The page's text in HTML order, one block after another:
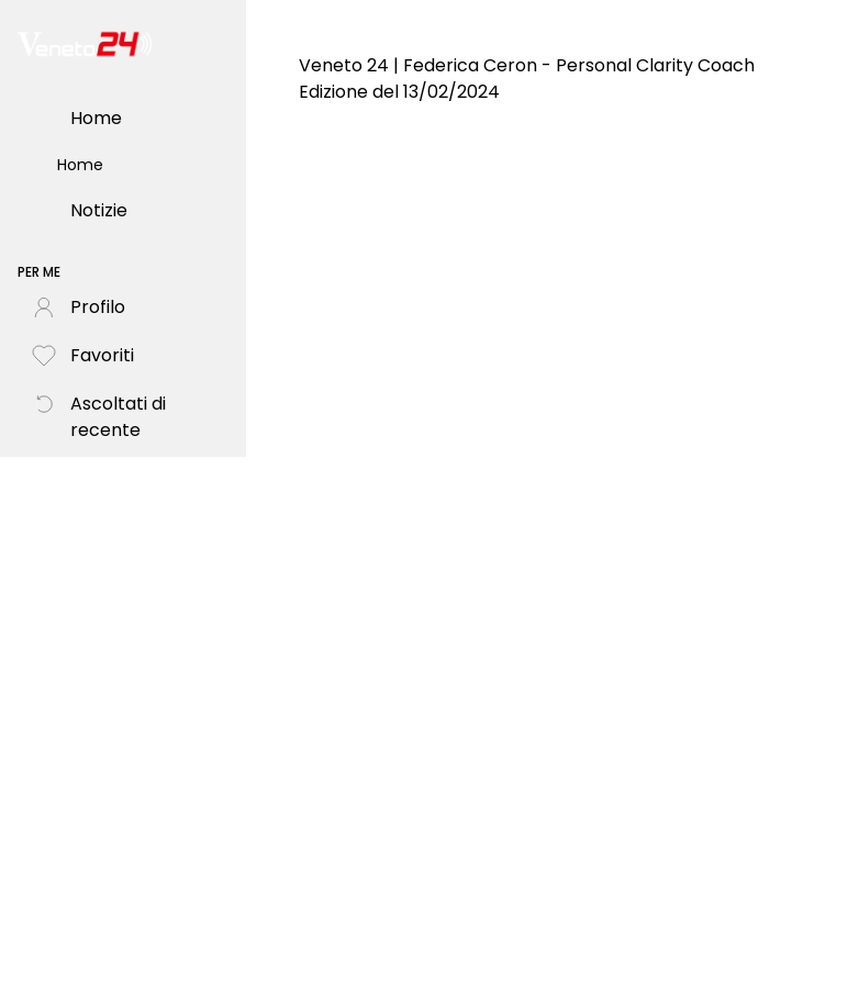
Home
Home
Notizie
PER ME
Profilo
Favoriti
Ascoltati di
recente
Veneto 24 | Federica Ceron - Personal Clarity Coach
Edizione del 13/02/2024